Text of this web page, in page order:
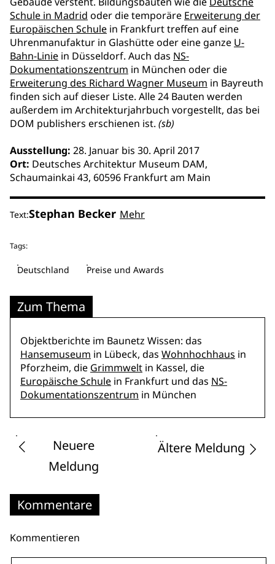
Schule in Madrid oder die temporäre Erweiterung der
Europäischen Schule in Frankfurt treffen auf eine
Uhrenmanufaktur in Glashütte oder eine ganze U-
Bahn-Linie in Düsseldorf. Auch das NS-
Dokumentationszentrum in München oder die
Erweiterung des Richard Wagner Museum in Bayreuth
finden sich auf dieser Liste. Alle 24 Bauten werden
außerdem im Architekturjahrbuch vorgestellt, das bei
DOM publishers erschienen ist. (sb)
Ausstellung: 28. Januar bis 30. April 2017
Ort: Deutsches Architektur Museum DAM,
Schaumainkai 43, 60596 Frankfurt am Main
Text:Stephan Becker Mehr
Tags:
Deutschland Preise und Awards
Zum Thema
Objektberichte im Baunetz Wissen: das
Hansemuseum in Lübeck, das Wohnhochhaus in
Pforzheim, die Grimmwelt in Kassel, die
Europäische Schule in Frankfurt und das NS-
Dokumentationszentrum in München
Neuere
Meldung
Ältere Meldung
Kommentare
Kommentieren